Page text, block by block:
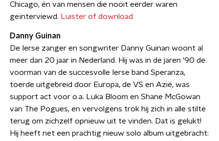
Chicago, én van mensen die nooit eerder waren
geïnterviewd. Luister of download
Danny Guinan
De Ierse zanger en songwriter Danny Guinan woont al
meer dan 20 jaar in Nederland. Hij was in de jaren '90 de
voorman van de succesvolle Ierse band Speranza,
toerde uitgebreid door Europa, de VS en Azië, was
support act voor o.a. Luka Bloom en Shane McGowan
van The Pogues, en vervolgens trok hij zich in alle stilte
terug om zichzelf opnieuw uit te vinden. Dat is gelukt!
Hij heeft net een prachtig nieuw solo album uitgebracht: